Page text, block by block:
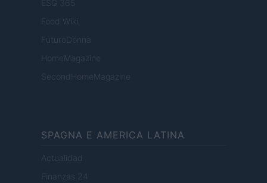
ESG 365
Food Wiki
FuturoDonna
HomeMagazine
SecondHomeMagazine
SPAGNA E AMERICA LATINA
Actualidad
Finanzas 24